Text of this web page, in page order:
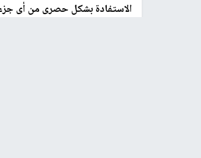
الاستفادة بشكل حصرى من أى جزء